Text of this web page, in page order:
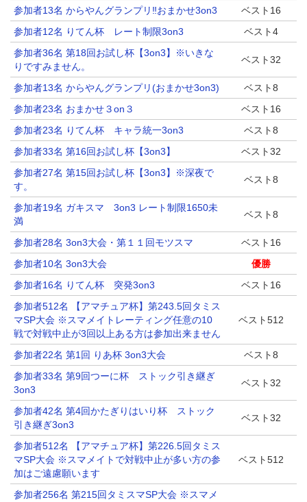
参加者13名 からやんグランプリ‼️おまかせ3on3
ベスト16
参加者12名 りてん杯 レート制限3on3
ベスト4
参加者36名 第18回お試し杯【3on3】※いきな
りですみません。
ベスト32
参加者13名 からやんグランプリ(おまかせ3on3)
ベスト8
参加者23名 おまかせ３on３
ベスト16
参加者23名 りてん杯 キャラ統一3on3
ベスト8
参加者33名 第16回お試し杯【3on3】
ベスト32
参加者27名 第15回お試し杯【3on3】※深夜で
す。
ベスト8
参加者19名 ガキスマ 3on3 レート制限1650未
満
ベスト8
参加者28名 3on3大会・第１１回モツスマ
ベスト16
参加者10名 3on3大会
優勝
参加者16名 りてん杯 突発3on3
ベスト16
参加者512名 【アマチュア杯】第243.5回タミス
マSP大会 ※スマメイトレーティング任意の10
戦で対戦中止が3回以上ある方は参加出来ません
ベスト512
参加者22名 第1回 りあ杯 3on3大会
ベスト8
参加者33名 第9回つーに杯 ストック引き継ぎ
3on3
ベスト32
参加者42名 第4回かたぎりはいり杯 ストック
引き継ぎ3on3
ベスト32
参加者512名 【アマチュア杯】第226.5回タミス
マSP大会 ※スマメイトで対戦中止が多い方の参
加はご遠慮願います
ベスト512
参加者256名 第215回タミスマSP大会 ※スマメ